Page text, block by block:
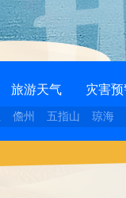
旅游天气 灾害
儋州 五指山 琼海